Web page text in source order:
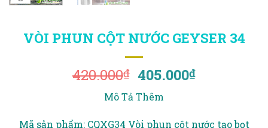
VÒI PHUN CỘT NƯỚC GEYSER 34
420.000₫ Giá
gốc
là:
420.000₫.
405.000₫Giá
là:
Mô Tả Thêm
Mã sản phẩm: CQXG34 Vòi phun cột nước tạo bọt